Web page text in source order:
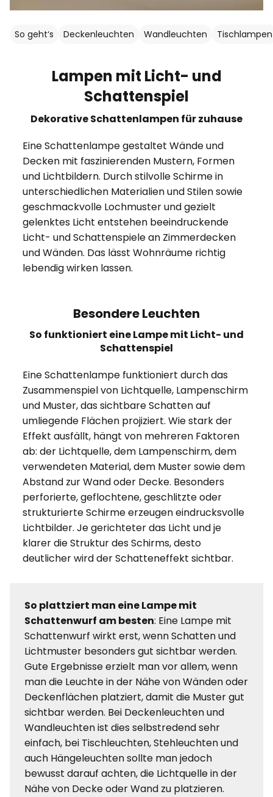
So geht‘s Deckenleuchten Wandleuchten Tischlampen
Lampen mit Licht- und
Schattenspiel
Dekorative Schattenlampen für zuhause
Eine Schattenlampe gestaltet Wände und
Decken mit faszinierenden Mustern, Formen
und Lichtbildern. Durch stilvolle Schirme in
unterschiedlichen Materialien und Stilen sowie
geschmackvolle Lochmuster und gezielt
gelenktes Licht entstehen beeindruckende
Licht- und Schattenspiele an Zimmerdecken
und Wänden. Das lässt Wohnräume richtig
lebendig wirken lassen.
Besondere Leuchten
So funktioniert eine Lampe mit Licht- und
Schattenspiel
Eine Schattenlampe funktioniert durch das
Zusammenspiel von Lichtquelle, Lampenschirm
und Muster, das sichtbare Schatten auf
umliegende Flächen projiziert. Wie stark der
Effekt ausfällt, hängt von mehreren Faktoren
ab: der Lichtquelle, dem Lampenschirm, dem
verwendeten Material, dem Muster sowie dem
Abstand zur Wand oder Decke. Besonders
perforierte, geflochtene, geschlitzte oder
strukturierte Schirme erzeugen eindrucksvolle
Lichtbilder. Je gerichteter das Licht und je
klarer die Struktur des Schirms, desto
deutlicher wird der Schatteneffekt sichtbar.
So plattziert man eine Lampe mit
Schattenwurf am besten: Eine Lampe mit
Schattenwurf wirkt erst, wenn Schatten und
Lichtmuster besonders gut sichtbar werden.
Gute Ergebnisse erzielt man vor allem, wenn
man die Leuchte in der Nähe von Wänden oder
Deckenflächen platziert, damit die Muster gut
sichtbar werden. Bei Deckenleuchten und
Wandleuchten ist dies selbstredend sehr
einfach, bei Tischleuchten, Stehleuchten und
auch Hängeleuchten sollte man jedoch
bewusst darauf achten, die Lichtquelle in der
Nähe von Decke oder Wand zu platzieren.